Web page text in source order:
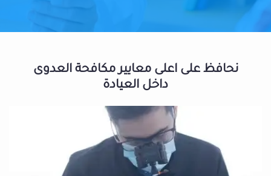
نحافظ على اعلى معايير مكافحة العدوى
داخل العيادة